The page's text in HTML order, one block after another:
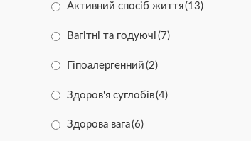
Активний спосіб життя(13)
Вагітні та годуючі (7)
Гіпоалергенний (2)
Здоров'я суглобів(4)
Здорова вага(6)